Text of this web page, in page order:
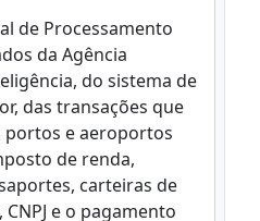
de Processamento
da Agência
do sistema de
das transações que
portos e aeroportos
de renda,
carteiras de
CNPJ e o pagamento